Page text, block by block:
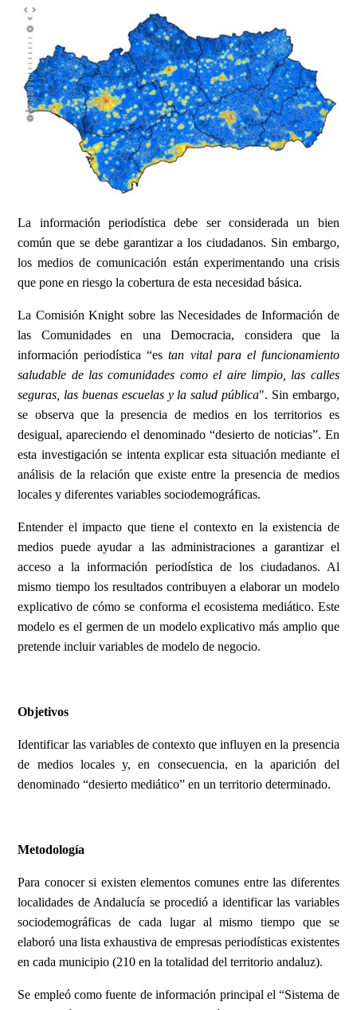
Image
La información periodística debe ser considerada un bien
común que se debe garantizar a los ciudadanos. Sin embargo,
los medios de comunicación están experimentando una crisis
que pone en riesgo la cobertura de esta necesidad básica.
La Comisión Knight sobre las Necesidades de Información de
las Comunidades en una Democracia, considera que la
información periodística “es tan vital para el funcionamiento
saludable de las comunidades como el aire limpio, las calles
seguras, las buenas escuelas y la salud pública". Sin embargo,
se observa que la presencia de medios en los territorios es
desigual, apareciendo el denominado “desierto de noticias”. En
esta investigación se intenta explicar esta situación mediante el
análisis de la relación que existe entre la presencia de medios
locales y diferentes variables sociodemográficas.
Entender el impacto que tiene el contexto en la existencia de
medios puede ayudar a las administraciones a garantizar el
acceso a la información periodística de los ciudadanos. Al
mismo tiempo los resultados contribuyen a elaborar un modelo
explicativo de cómo se conforma el ecosistema mediático. Este
modelo es el germen de un modelo explicativo más amplio que
pretende incluir variables de modelo de negocio.
Objetivos
Identificar las variables de contexto que influyen en la presencia
de medios locales y, en consecuencia, en la aparición del
denominado “desierto mediático” en un territorio determinado.
Metodología
Para conocer si existen elementos comunes entre las diferentes
localidades de Andalucía se procedió a identificar las variables
sociodemográficas de cada lugar al mismo tiempo que se
elaboró una lista exhaustiva de empresas periodísticas existentes
en cada municipio (210 en la totalidad del territorio andaluz).
Se empleó como fuente de información principal el “Sistema de